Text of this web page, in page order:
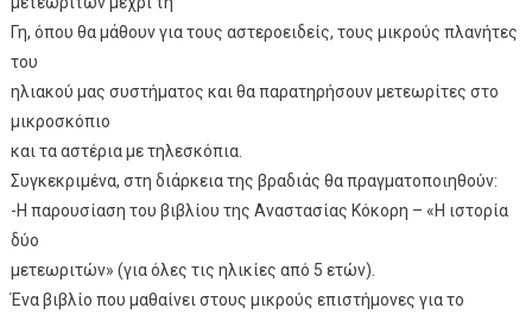
Γη, όπου θα μάθουν για τους αστεροειδείς, τους μικρούς πλανήτες
του
ηλιακού μας συστήματος και θα παρατηρήσουν μετεωρίτες στο
μικροσκόπιο
και τα αστέρια με τηλεσκόπια.
Συγκεκριμένα, στη διάρκεια της βραδιάς θα πραγματοποιηθούν:
-Η παρουσίαση του βιβλίου της Αναστασίας Κόκορη – «Η ιστορία
δύο
μετεωριτών» (για όλες τις ηλικίες από 5 ετών).
Ένα βιβλίο που μαθαίνει στους μικρούς επιστήμονες για το